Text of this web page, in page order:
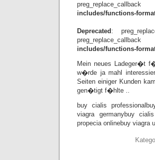
includes/functions-
Deprecated :
includes/functions-
Mein neues Ladeger�t
w�rde ja mahl
Seiten einiger Kunden
gen�tigt f�hlte ..
buy cialis
viagra germanybuy
propecia onlinebuy viagra